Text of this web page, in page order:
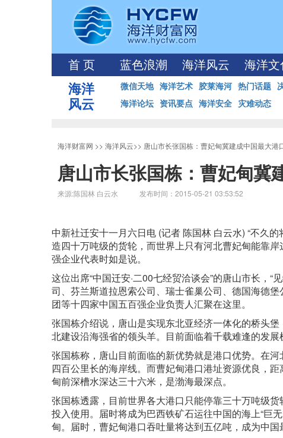
首 页 蓝色浪潮 海洋风云 海洋文
海洋
风云
微信天地 海洋艺术 胶莱海河 热门话题
海洋论坛 资讯要点 海洋安全 灾难动态
海洋财富网 >> 海洋风云>> 唐山市长张国栋：曹妃甸冀建成中国最大港
唐山市长张国栋：曹妃甸冀
来源:陈国林 白云水 发布时间：2015-05-21 03:53:52
中新社迁安十一月六日电 (记者 陈国林 白云水) “不久
造四十万吨级的货轮，而世界上只有河北曹妃甸能靠
强企业代表时如是说。
这位出席“中国迁安·二00七经贸洽谈会”的唐山市长，
司、芬兰斯道拉恩索公司、瑞士雀巢公司、德国海德
团等十四家中国五百强企业负责人汇聚在这里。
张国栋介绍说，唐山是实现东北亚经济一体化的桥头
北建设沿海强省的领头羊。目前面临着千载难逢的发
张国栋称，唐山目前面临的新优势就是港口优势。在
四百公里长的海岸线。而曹妃甸港口港址资源优良，
甸前深槽水深达三十六米，是渤海最深点。
张国栋透露，目前世界各大港口只能停靠三十万吨级
投入使用。届时将成为巴西铁矿石运往中国的海上“巨
甸。届时，曹妃甸港口吞吐量将达到五亿吨，成为中国